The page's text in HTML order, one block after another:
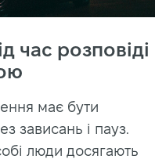
час розповіді
має бути
зависань і пауз.
люди досягають